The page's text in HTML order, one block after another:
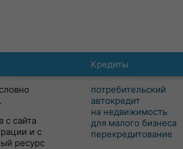
Кредиты
потребительский
автокредит
на недвижимость
для малого бизнеса
перекредитование
.
с сайта
и с
ресурс